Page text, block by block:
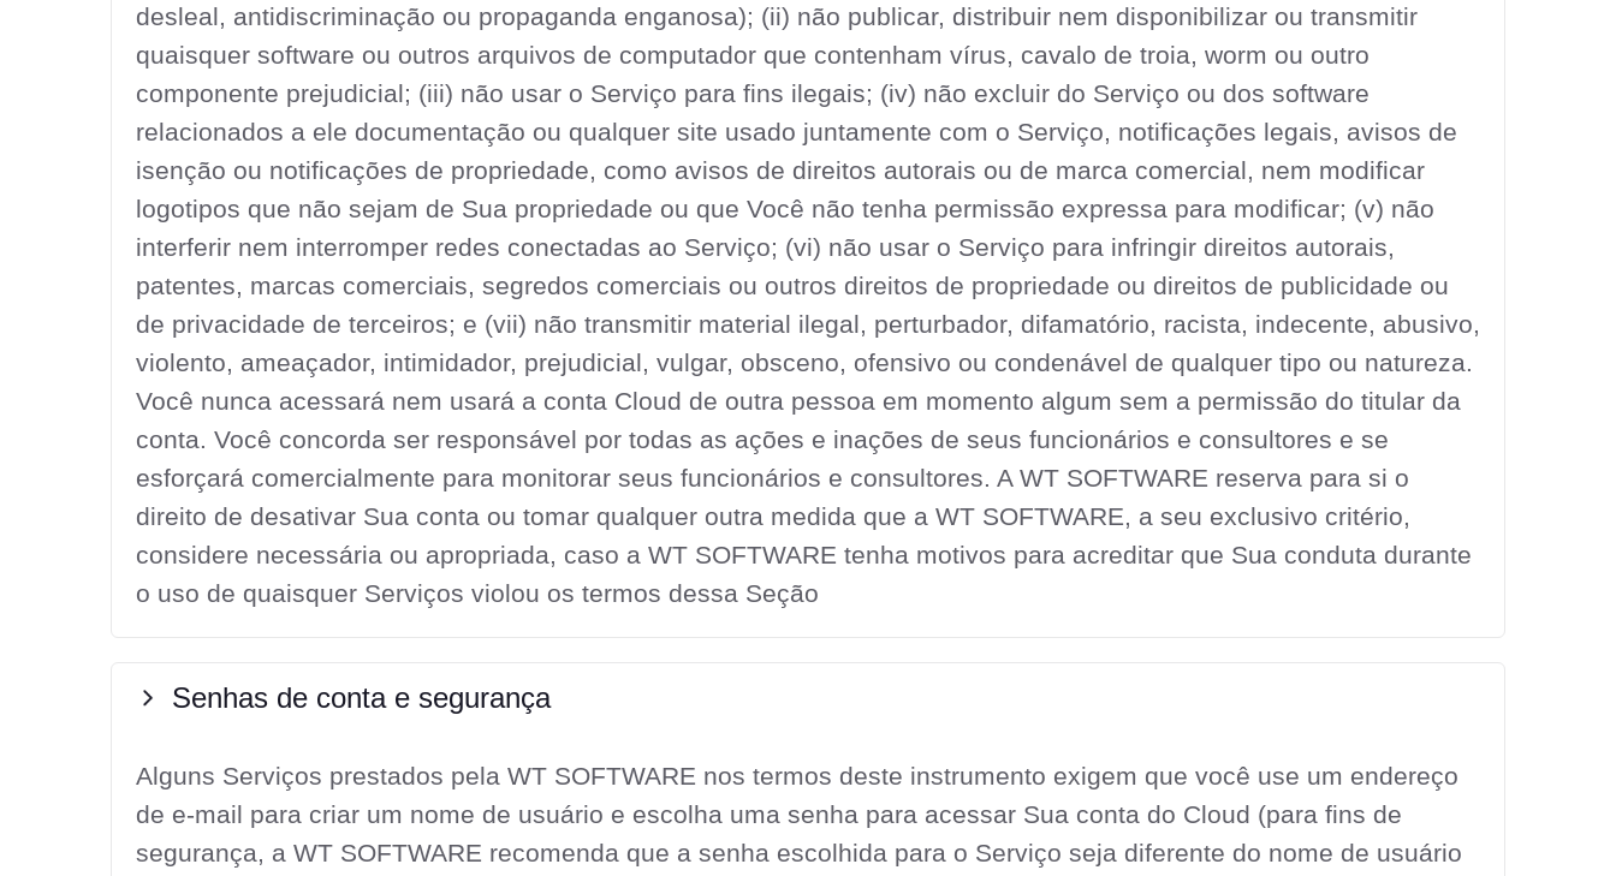
desleal, antidiscriminação ou propaganda enganosa); (ii) não publicar, distribuir nem disponibilizar ou transmitir
quaisquer software ou outros arquivos de computador que contenham vírus, cavalo de troia, worm ou outro
componente prejudicial; (iii) não usar o Serviço para fins ilegais; (iv) não excluir do Serviço ou dos software
relacionados a ele documentação ou qualquer site usado juntamente com o Serviço, notificações legais, avisos de
isenção ou notificações de propriedade, como avisos de direitos autorais ou de marca comercial, nem modificar
logotipos que não sejam de Sua propriedade ou que Você não tenha permissão expressa para modificar; (v) não
interferir nem interromper redes conectadas ao Serviço; (vi) não usar o Serviço para infringir direitos autorais,
patentes, marcas comerciais, segredos comerciais ou outros direitos de propriedade ou direitos de publicidade ou
de privacidade de terceiros; e (vii) não transmitir material ilegal, perturbador, difamatório, racista, indecente, abusivo,
violento, ameaçador, intimidador, prejudicial, vulgar, obsceno, ofensivo ou condenável de qualquer tipo ou natureza.
Você nunca acessará nem usará a conta Cloud de outra pessoa em momento algum sem a permissão do titular da
conta. Você concorda ser responsável por todas as ações e inações de seus funcionários e consultores e se
esforçará comercialmente para monitorar seus funcionários e consultores. A WT SOFTWARE reserva para si o
direito de desativar Sua conta ou tomar qualquer outra medida que a WT SOFTWARE, a seu exclusivo critério,
considere necessária ou apropriada, caso a WT SOFTWARE tenha motivos para acreditar que Sua conduta durante
o uso de quaisquer Serviços violou os termos dessa Seção
Senhas de conta e segurança
Alguns Serviços prestados pela WT SOFTWARE nos termos deste instrumento exigem que você use um endereço
de e-mail para criar um nome de usuário e escolha uma senha para acessar Sua conta do Cloud (para fins de
segurança, a WT SOFTWARE recomenda que a senha escolhida para o Serviço seja diferente do nome de usuário